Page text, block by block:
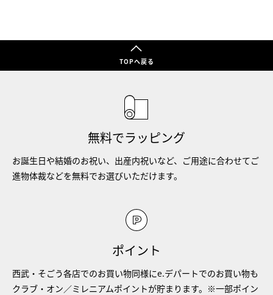
TOPへ戻る
無料でラッピング
お誕生日や結婚のお祝い、出産内祝いなど、ご用途に合わせてご
進物体裁などを無料でお選びいただけます。
ポイント
西武・そごう各店でのお買い物同様にe.デパートでのお買い物も
クラブ・オン／ミレニアムポイントが貯まります。※一部ポイン